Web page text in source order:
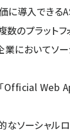
に導入できる
のプラットフ
においてソ
Official Web
なソーシャル